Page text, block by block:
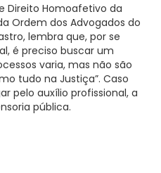
Direito Homoafetivo da
Ordem dos Advogados do
lembra que, por se
é preciso buscar um
varia, mas não são
tudo na Justiça”. Caso
pelo auxílio profissional, a
pública.